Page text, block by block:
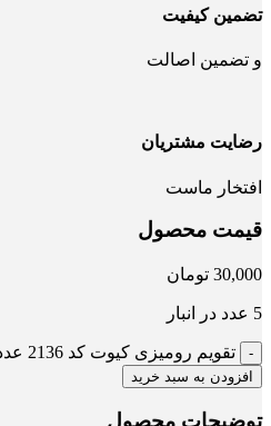
تضمین کیفیت
و تضمین اصالت
رضایت مشتریان
افتخار ماست
قیمت محصول
30,000 تومان
5 عدد در انبار
تقویم رومیزی کیوت کد 2136 عدد
افزودن به سبد خرید
توضیحات محصول